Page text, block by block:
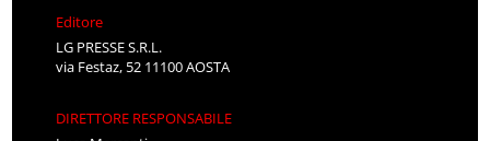
Editore
LG PRESSE S.R.L.
via Festaz, 52 11100 AOSTA
DIRETTORE RESPONSABILE